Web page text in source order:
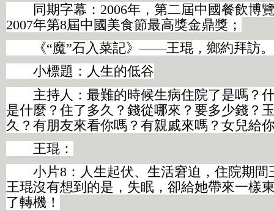
同期字幕：2006年，第二屆中國餐飲博
2007年第8屆中國美食節最高獎金鼎獎；
《“魔”石入菜記》——王琨，鄉約拜訪。
小標題：人生的低谷
主持人：最難的時候生病住院了是嗎？
是什麼？住了多久？錢從哪來？要多少錢？
久？有朋友來看你嗎？有親戚來嗎？女兒給
王琨：
小片8：人生起伏、生活窘迫，住院期間
王琨沒有想到的是，失眠，卻給她帶來一樣
了轉機！